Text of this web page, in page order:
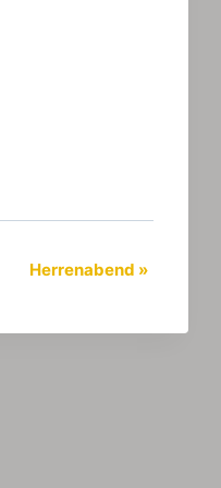
Herrenabend »